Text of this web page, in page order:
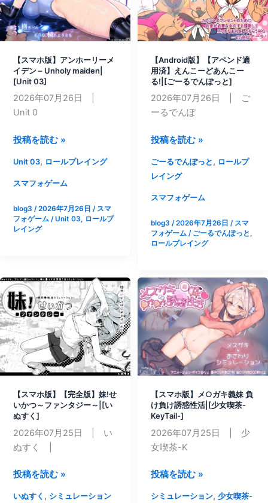
っ
た
ら
キ
ヌ
キ
開
敗
北
射
で
天
見
せ
て
あ・
げ・
る
～
【スマホ版】アンホーリーメ
イデン – Unholy maiden|
[Unit 03]
2026年07月26日 |
Unit 0
【ス
ホ
版】
ン
ホ
メ
イ
デ
ン
–
Unholy
maiden|
03]
投稿を読む »
Unit 03, ロールプレイング
スマフォゲーム
blog3 /2026年7月26日 / スマ
フォゲーム/Unit 03, ロールプ
レイング
【Android版】【アペンド適
用済】えんこーどあんこー
る!|[ごーるでんぽっと]
2026年07月26日 | ご
ーるでんぽ
【Android
【ア
ペ
ン
適
用
ん
こ
ー
ど
あ
ん
こ
る!|
[ご
る
で
ん
っ
投稿を読む »
ごーるでんぽっと , ロールプ
レイング
スマフォゲーム
blog3 /2026年7月26日 / スマ
フォゲーム/ ごーるでんぽっと ,
ロールプレイング
【スマホ版】【完全版】妹!せ
いかつ～ファンタジー～|[い
ぬすく]
2026年07月25日 | い
ぬすく |
【ス
投稿を読む »
いぬすく , シミュレーション
【スマホ版】メ○ガキ義妹 負
け負け誘惑性活|[少女喫茶-
KeyTail-]
2026年07月25日 | 少
女喫茶-K
【ス
投稿を読む »
シミュレーション, 少女喫茶-